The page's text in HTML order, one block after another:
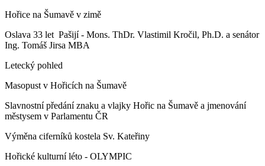
Hořice na Šumavě v zimě
Oslava 33 let Pašijí - Mons. ThDr. Vlastimil Kročil, Ph.D. a senátor
Ing. Tomáš Jirsa MBA
Letecký pohled
Masopust v Hořicích na Šumavě
Slavnostní předání znaku a vlajky Hořic na Šumavě a jmenování
městysem v Parlamentu ČR
Výměna ciferníků kostela Sv. Kateřiny
Hořické kulturní léto - OLYMPIC